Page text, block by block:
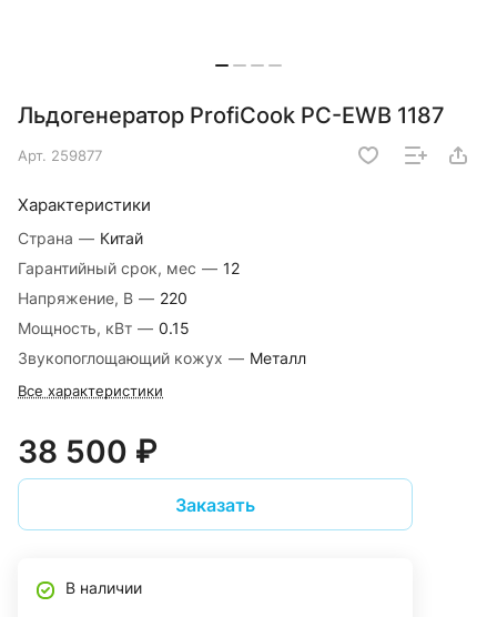
Льдогенератор ProfiCook PC-EWB 1187
Арт. 259877
Характеристики
Страна — Китай
Гарантийный срок, мес — 12
Напряжение, В — 220
Мощность, кВт — 0.15
Звукопоглощающий кожух — Металл
Все характеристики
38 500 ₽
Заказать
В наличии